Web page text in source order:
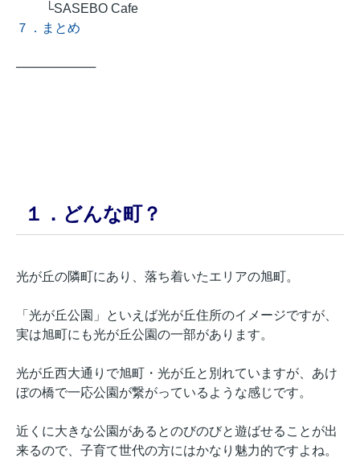
└SASEBO Cafe
７．まとめ
─────────
１．どんな町？
光が丘の隣町にあり、落ち着いたエリアの旭町。
「光が丘公園」といえば光が丘住所のイメージですが、
実は旭町にも光が丘公園の一部があります。
光が丘西大通りで旭町・光が丘と別れていますが、あけ
ぼの橋で一応公園が繋がっているような感じです。
近くに大きな公園があるとのびのびと遊ばせることが出
来るので、子育て世代の方にはかなり魅力的ですよね。